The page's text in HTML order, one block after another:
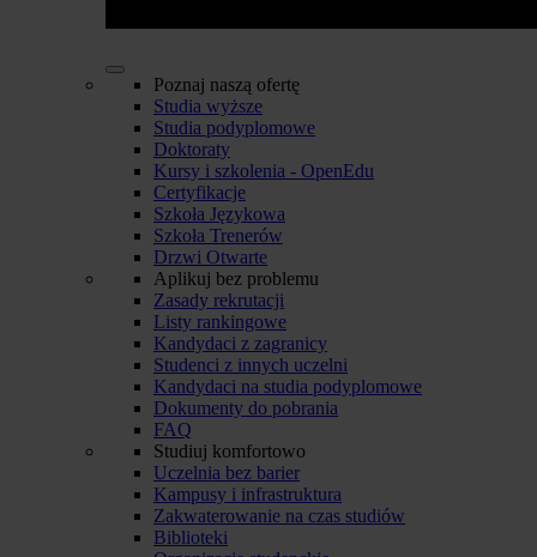
Poznaj naszą ofertę
Studia wyższe
Studia podyplomowe
Doktoraty
Kursy i szkolenia - OpenEdu
Certyfikacje
Szkoła Językowa
Szkoła Trenerów
Drzwi Otwarte
Aplikuj bez problemu
Zasady rekrutacji
Listy rankingowe
Kandydaci z zagranicy
Studenci z innych uczelni
Kandydaci na studia podyplomowe
Dokumenty do pobrania
FAQ
Studiuj komfortowo
Uczelnia bez barier
Kampusy i infrastruktura
Zakwaterowanie na czas studiów
Biblioteki